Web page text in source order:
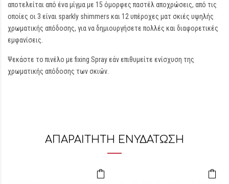
αποτελείται από ένα μίγμα με 15 όμορφες παστέλ αποχρώσεις, από τις
οποίες οι 3 είναι sparkly shimmers και 12 υπέροχες ματ σκιές υψηλής
χρωματικής απόδοσης, για να δημιουργήσετε πολλές και διαφορετικές
εμφανίσεις.
Ψεκάστε το πινέλο με fixing Spray εάν επιθυμείτε ενίσχυση της
χρωματικής απόδοσης των σκιών.
ΑΠΑΡΑΙΤΗΤΗ ΕΝΥΔΑΤΩΣΗ